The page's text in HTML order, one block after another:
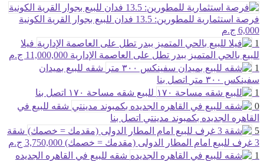
فرصة استثمارية للمطورين: 13.5 فدان للبيع بجوار القرية الكونية
6,000 ج.م
1
فيلا
للبيع بالحي المتميز ببدر تطل على العاصمة الإدارية 11,000,000 ج.م
1
شقه للبيع بميدان
سفينكس ٣٠٠ متر
اتصل بنا
1
للبيع شقه مساحة ١٧٠
اتصل بنا
0
شقه للبيع في
القاهره الجديده بكمبوند مدينتي اتصل بنا
5
شقة
3 غرف للبيع امام المطار الدولى (مقدمك = خصمك)
3,750,000 ج.م
1
شقه للبيع في القاهره الجديده